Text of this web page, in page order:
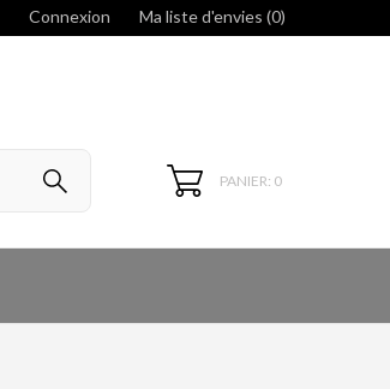
Connexion Ma liste d'envies (0)
PANIER: 0